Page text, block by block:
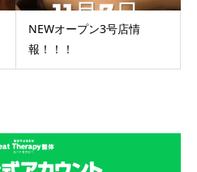
NEWオープン3号店情
報！！！